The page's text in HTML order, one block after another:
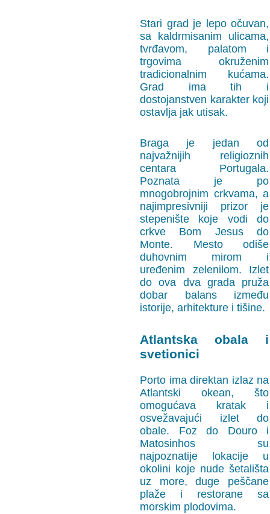
Stari grad je lepo očuvan,
sa kaldrmisanim ulicama,
tvrđavom, palatom i
trgovima okruženim
tradicionalnim kućama.
Grad ima tih i
dostojanstven karakter koji
ostavlja jak utisak.
Braga je jedan od
najvažnijih religioznih
centara Portugala.
Poznata je po
mnogobrojnim crkvama, a
najimpresivniji prizor je
stepenište koje vodi do
crkve Bom Jesus do
Monte. Mesto odiše
duhovnim mirom i
uređenim zelenilom. Izlet
do ova dva grada pruža
dobar balans između
istorije, arhitekture i tišine.
Atlantska obala i
svetionici
Porto ima direktan izlaz na
Atlantski okean, što
omogućava kratak i
osvežavajući izlet do
obale. Foz do Douro i
Matosinhos su
najpoznatije lokacije u
okolini koje nude šetališta
uz more, duge peščane
plaže i restorane sa
morskim plodovima.